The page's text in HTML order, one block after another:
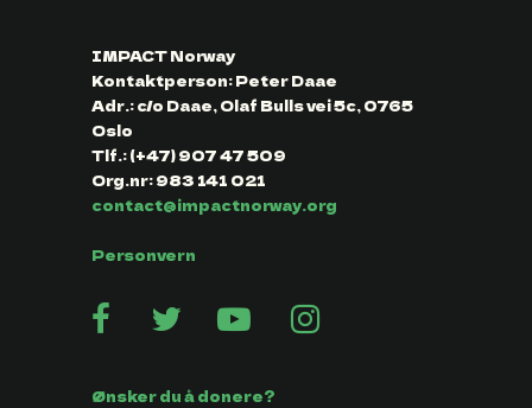
IMPACT Norway
Kontaktperson: Peter Daae
Adr.: c/o Daae, Olaf Bulls vei 5c, 0765
Oslo
Tlf.: (+47) 907 47 509
Org.nr: 983 141 021
contact@impactnorway.org
Personvern
Ønsker du å donere?